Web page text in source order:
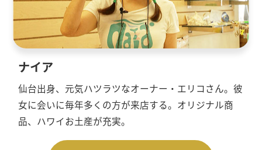
ナイア
仙台出身、元気ハツラツなオーナー・エリコさん。彼
女に会いに毎年多くの方が来店する。オリジナル商
品、ハワイお土産が充実。